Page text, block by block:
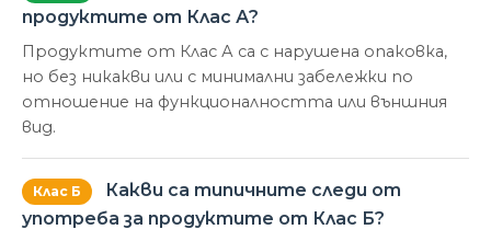
продуктите от Клас А?
Продуктите от Клас А са с нарушена опаковка,
но без никакви или с минимални забележки по
отношение на функционалността или външния
вид.
Клас Б
Какви са типичните следи от
употреба за продуктите от Клас Б?